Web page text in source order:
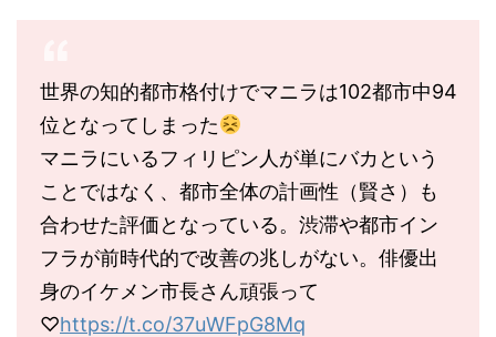
世界の知的都市格付けでマニラは102都市中94
位となってしまった
マニラにいるフィリピン人が単にバカという
ことではなく、都市全体の計画性（賢さ）も
合わせた評価となっている。渋滞や都市イン
フラが前時代的で改善の兆しがない。俳優出
身のイケメン市長さん頑張って
♡https://t.co/37uWFpG8Mq